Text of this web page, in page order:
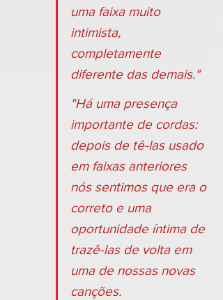
uma faixa muito
intimista,
completamente
diferente das demais."
"Há uma presença
importante de cordas:
depois de tê-las usado
em faixas anteriores
nós sentimos que era o
correto e uma
oportunidade íntima de
trazê-las de volta em
uma de nossas novas
canções.